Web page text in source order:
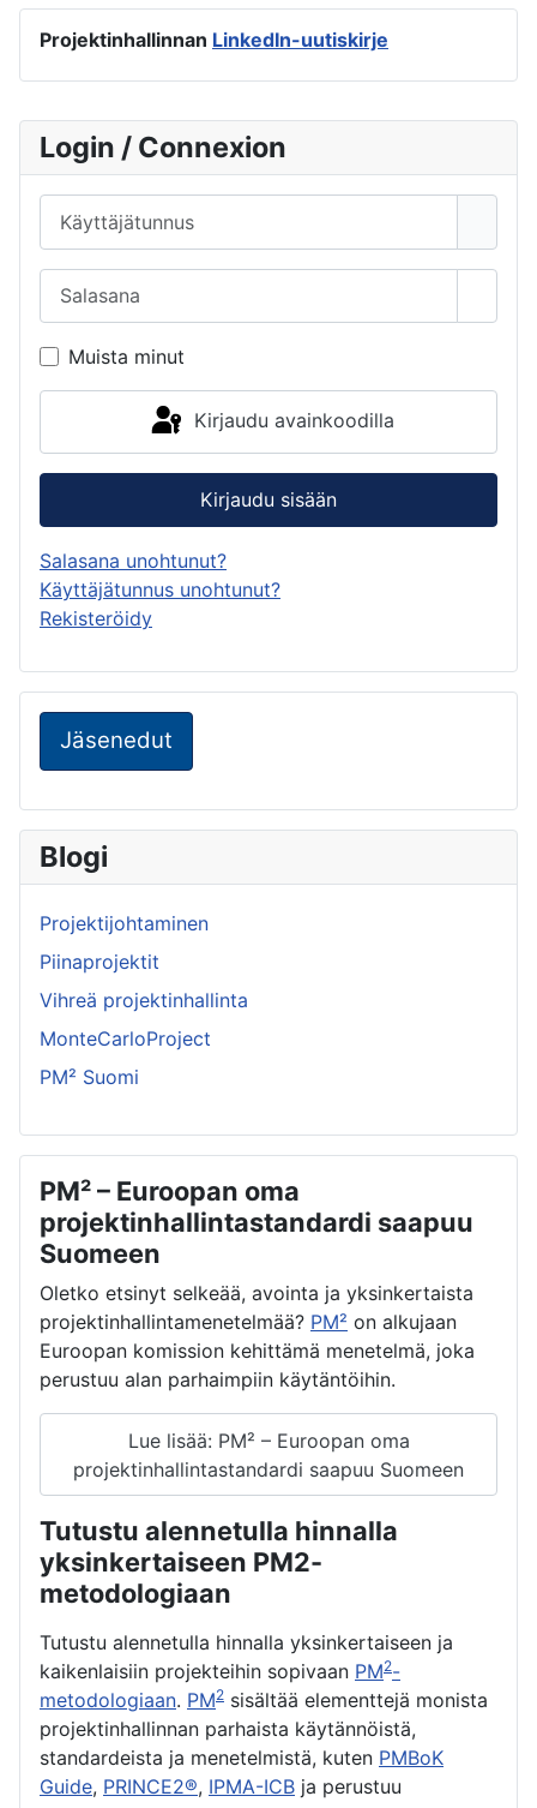
Login / Connexion
Muista minut
Kirjaudu avainkoodilla
Kirjaudu sisään
Salasana unohtunut?
Käyttäjätunnus unohtunut?
Rekisteröidy
Jäsenedut
Blogi
Projektijohtaminen
Piinaprojektit
Vihreä projektinhallinta
MonteCarloProject
PM² Suomi
PM² – Euroopan oma
projektinhallintastandardi saapuu
Suomeen
Oletko etsinyt selkeää, avointa ja yksinkertaista
projektinhallintamenetelmää? PM² on alkujaan
Euroopan komission kehittämä menetelmä, joka
perustuu alan parhaimpiin käytäntöihin.
Lue lisää: PM² – Euroopan oma
projektinhallintastandardi saapuu Suomeen
Tutustu alennetulla hinnalla
yksinkertaiseen PM2-
metodologiaan
Tutustu alennetulla hinnalla yksinkertaiseen ja
kaikenlaisiin projekteihin sopivaan PM2-
metodologiaan. PM2 sisältää elementtejä monista
projektinhallinnan parhaista käytännöistä,
standardeista ja menetelmistä, kuten PMBoK
Guide, PRINCE2®, IPMA-ICB ja perustuu
Projektinhallinnan LinkedIn-uutiskirje